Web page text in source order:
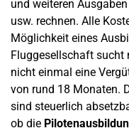
und weiteren
usw. rechnen. Alle
Möglichkeit eines
Fluggesellschaft sucht
nicht einmal eine
von rund 18 Monaten.
sind steuerlich
ob die